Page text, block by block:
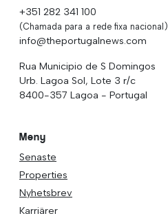
+351 282 341 100
(Chamada para a rede fixa nacional)
info@theportugalnews.com
Rua Municipio de S Domingos
Urb. Lagoa Sol, Lote 3 r/c
8400-357 Lagoa - Portugal
Meny
Senaste
Properties
Nyhetsbrev
Karriärer